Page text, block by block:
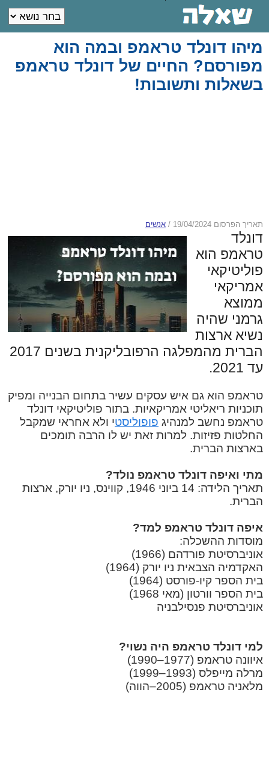
מיהו דונלד טראמפ ובמה הוא
מפורסם? החיים של דונלד טראמפ
בשאלות ותשובות!
תאריך הפרסום 19/04/2024 / אנשים
דונלד
טראמפ הוא
פוליטיקאי
אמריקאי
ממוצא
גרמני שהיה
נשיא ארצות
הברית מהמפלגה הרפובליקנית בשנים 2017
עד 2021.
טראמפ הוא גם איש עסקים עשיר בתחום הבנייה ומפיק
תוכניות ריאליטי אמריקאיות. בתור פוליטיקאי דונלד
טראמפ נחשב למנהיג פופוליסטי ולא אחראי שמקבל
החלטות פזיזות. למרות זאת יש לו הרבה תומכים
בארצות הברית.
מתי ואיפה דונלד טראמפ נולד?
תאריך הלידה: 14 ביוני 1946, קווינס, ניו יורק, ארצות
הברית.
איפה דונלד טראמפ למד?
מוסדות ההשכלה:
אוניברסיטת פורדהם (1966)
האקדמיה הצבאית ניו יורק (1964)
בית הספר קיו-פורסט (1964)
בית הספר וורטון (מאי 1968)
אוניברסיטת פנסילבניה
למי דונלד טראמפ היה נשוי?
איוונה טראמפ (1977–1990)
מרלה מייפלס (1993–1999)
מלאניה טראמפ (2005–הווה)